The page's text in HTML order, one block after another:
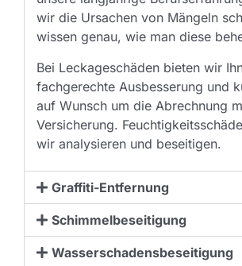
wir die Ursachen von Mängeln
wissen genau, wie man diese
Bei Leckageschäden bieten wir
fachgerechte Ausbesserung und
auf Wunsch um die Abrechnung
Versicherung.
wir analysieren und beseitigen.
Graffiti-Entfernung
Schimmelbeseitigung
Wasserschadensbeseitigung